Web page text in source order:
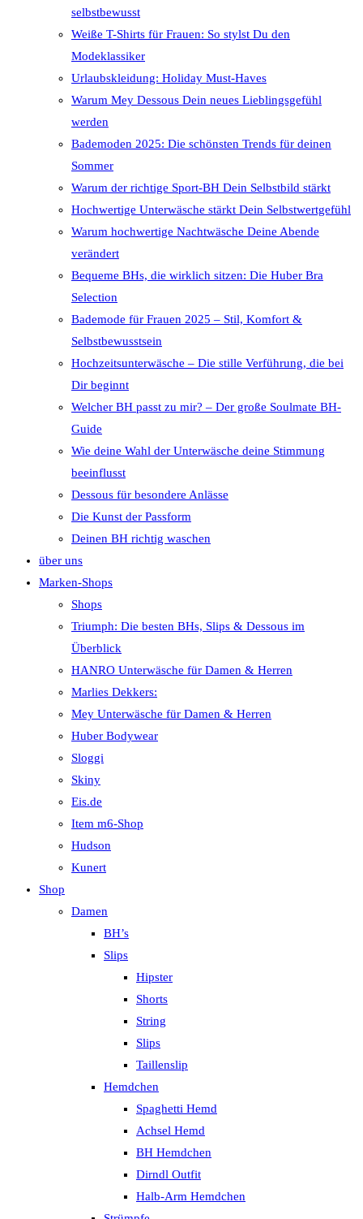
selbstbewusst
Weiße T-Shirts für Frauen: So stylst Du den
Modeklassiker
Urlaubskleidung: Holiday Must-Haves
Warum Mey Dessous Dein neues Lieblingsgefühl
werden
Bademoden 2025: Die schönsten Trends für deinen
Sommer
Warum der richtige Sport-BH Dein Selbstbild stärkt
Hochwertige Unterwäsche stärkt Dein Selbstwertgefühl
Warum hochwertige Nachtwäsche Deine Abende
verändert
Bequeme BHs, die wirklich sitzen: Die Huber Bra
Selection
Bademode für Frauen 2025 – Stil, Komfort &
Selbstbewusstsein
Hochzeitsunterwäsche – Die stille Verführung, die bei
Dir beginnt
Welcher BH passt zu mir? – Der große Soulmate BH-
Guide
Wie deine Wahl der Unterwäsche deine Stimmung
beeinflusst
Dessous für besondere Anlässe
Die Kunst der Passform
Deinen BH richtig waschen
über uns
Marken-Shops
Shops
Triumph: Die besten BHs, Slips & Dessous im
Überblick
HANRO Unterwäsche für Damen & Herren
Marlies Dekkers:
Mey Unterwäsche für Damen & Herren
Huber Bodywear
Sloggi
Skiny
Eis.de
Item m6-Shop
Hudson
Kunert
Shop
Damen
BH’s
Slips
Hipster
Shorts
String
Slips
Taillenslip
Hemdchen
Spaghetti Hemd
Achsel Hemd
BH Hemdchen
Dirndl Outfit
Halb-Arm Hemdchen